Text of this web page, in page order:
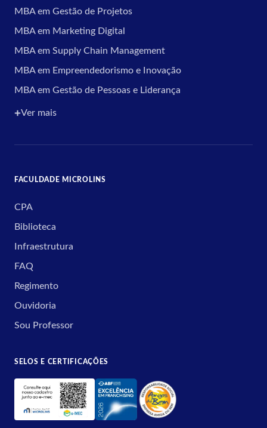
MBA em Gestão de Projetos
MBA em Marketing Digital
MBA em Supply Chain Management
MBA em Empreendedorismo e Inovação
MBA em Gestão de Pessoas e Liderança
Ver mais
FACULDADE MICROLINS
CPA
Biblioteca
Infraestrutura
FAQ
Regimento
Ouvidoria
Sou Professor
SELOS E CERTIFICAÇÕES